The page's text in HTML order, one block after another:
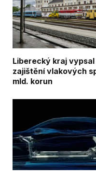
Liberecký kraj
zajištění vlakových
mld. korun